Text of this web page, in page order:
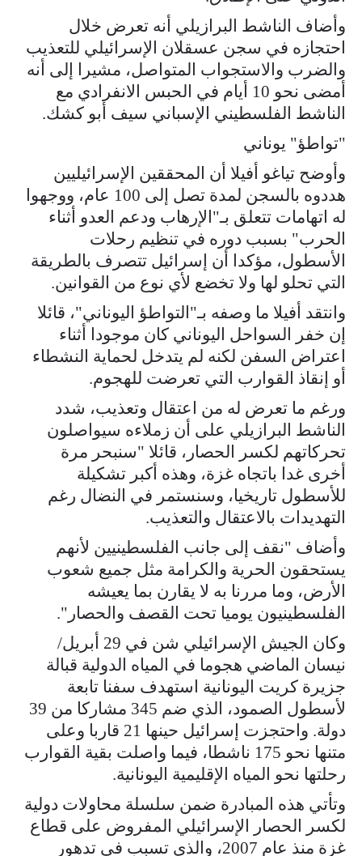
وأضاف الناشط البرازيلي أنه تعرض خلال
احتجازه في سجن عسقلان الإسرائيلي للتعذيب
والضرب والاستجواب المتواصل، مشيرا إلى أنه
أمضى نحو 10 أيام في الحبس الانفرادي مع
الناشط الفلسطيني الإسباني سيف أبو كشك.
"تواطؤ" يوناني
وأوضح تياغو أفيلا أن المحققين الإسرائيليين
هددوه بالسجن لمدة تصل إلى 100 عام، ووجهوا
له اتهامات تتعلق بـ"الإرهاب ودعم العدو أثناء
الحرب" بسبب دوره في تنظيم رحلات
الأسطول، مؤكدا أن إسرائيل تتصرف بالطريقة
التي تحلو لها ولا تخضع لأي نوع من القوانين.
وانتقد أفيلا ما وصفه بـ"التواطؤ اليوناني"، قائلا
إن خفر السواحل اليوناني كان موجودا أثناء
اعتراض السفن لكنه لم يتدخل لحماية النشطاء
أو إنقاذ القوارب التي تعرضت للهجوم.
ورغم ما تعرض له من اعتقال وتعذيب، شدد
الناشط البرازيلي على أن زملاءه سيواصلون
تحركاتهم لكسر الحصار، قائلا "سنبحر مرة
أخرى غدا باتجاه غزة، وهذه أكبر تشكيلة
للأسطول تاريخيا، وسنستمر في النضال رغم
التهديدات بالاعتقال والتعذيب.
وأضاف "نقف إلى جانب الفلسطينيين لأنهم
يستحقون الحرية والكرامة مثل جميع شعوب
الأرض، وما مررنا به لا يقارن بما يعيشه
الفلسطينيون يوميا تحت القصف والحصار".
وكان الجيش الإسرائيلي شن في 29 أبريل/
نيسان الماضي هجوما في المياه الدولية قبالة
جزيرة كريت اليونانية استهدف سفنا تابعة
لأسطول الصمود، الذي ضم 345 مشاركا من 39
دولة. واحتجزت إسرائيل حينها 21 قاربا وعلى
متنها نحو 175 ناشطا، فيما واصلت بقية القوارب
رحلتها نحو المياه الإقليمية اليونانية.
وتأتي هذه المبادرة ضمن سلسلة محاولات دولية
لكسر الحصار الإسرائيلي المفروض على قطاع
غزة منذ عام 2007، والذي تسبب في تدهور